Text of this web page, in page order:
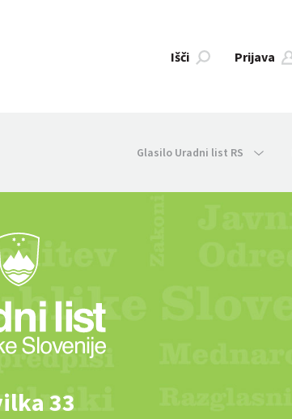
Išči Prijava
Glasilo Uradni list RS
33